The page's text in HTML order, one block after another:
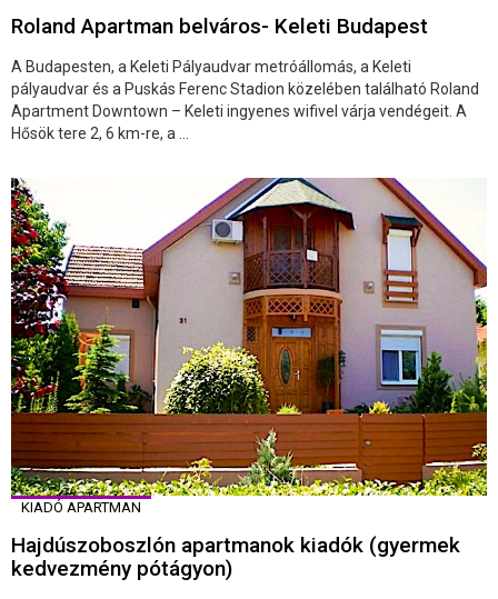
Roland Apartman belváros- Keleti Budapest
A Budapesten, a Keleti Pályaudvar metróállomás, a Keleti
pályaudvar és a Puskás Ferenc Stadion közelében található Roland
Apartment Downtown – Keleti ingyenes wifivel várja vendégeit. A
Hősök tere 2, 6 km-re, a ...
KIADÓ APARTMAN
Hajdúszoboszlón apartmanok kiadók (gyermek
kedvezmény pótágyon)